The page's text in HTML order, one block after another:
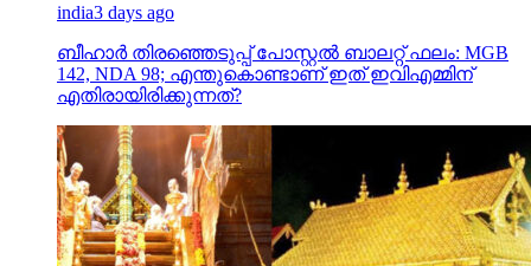
india3 days ago
ബീഹാർ തിരഞ്ഞെടുപ്പ് പോസ്റ്റൽ ബാലറ്റ് ഫലം: MGB
142, NDA 98; എന്തുകൊണ്ടാണ് ഇത് ഇവിഎമ്മിന്
എതിരായിരിക്കുന്നത്?